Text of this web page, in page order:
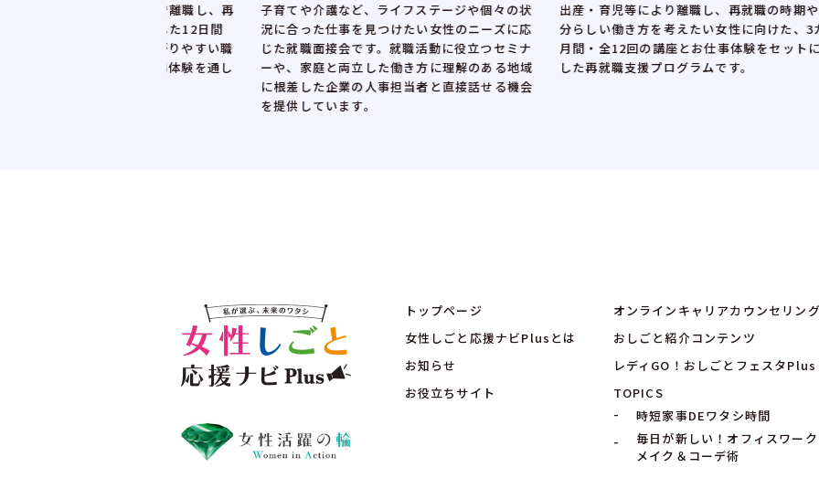
子育てや介護など、ライフステージや個々の状
況に合った仕事を見つけたい女性のニーズに応
じた就職面接会です。就職活動に役立つセミナ
ーや、家庭と両立した働き方に理解のある地域
に根差した企業の人事担当者と直接話せる機会
を提供しています。
出産・育児等により離職し、再就職の時期や自
分らしい働き方を考えたい女性に向けた、3カ
月間・全12回の講座とお仕事体験をセットに
した再就職支援プログラムです。
再就
就職
く女
す。
を応
トップページ
女性しごと応援ナビPlusとは
お知らせ
お役立ちサイト
オンラインキャリアカウンセリング
おしごと紹介コンテンツ
レディGO！おしごとフェスタPlus
TOPICS
時短家事DEワタシ時間
毎日が新しい！オフィスワー
メイク＆コーデ術